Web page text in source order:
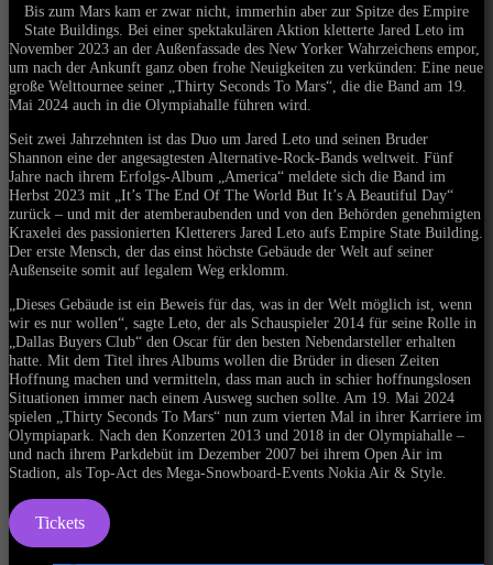
Bis zum Mars kam er zwar nicht, immerhin aber zur Spitze des Empire
State Buildings. Bei einer spektakulären Aktion kletterte Jared Leto im
November 2023 an der Außenfassade des New Yorker Wahrzeichens empor,
um nach der Ankunft ganz oben frohe Neuigkeiten zu verkünden: Eine neue
große Welttournee seiner „Thirty Seconds To Mars“, die die Band am 19.
Mai 2024 auch in die Olympiahalle führen wird.
Seit zwei Jahrzehnten ist das Duo um Jared Leto und seinen Bruder
Shannon eine der angesagtesten Alternative-Rock-Bands weltweit. Fünf
Jahre nach ihrem Erfolgs-Album „America“ meldete sich die Band im
Herbst 2023 mit „It’s The End Of The World But It’s A Beautiful Day“
zurück – und mit der atemberaubenden und von den Behörden genehmigten
Kraxelei des passionierten Kletterers Jared Leto aufs Empire State Building.
Der erste Mensch, der das einst höchste Gebäude der Welt auf seiner
Außenseite somit auf legalem Weg erklomm.
„Dieses Gebäude ist ein Beweis für das, was in der Welt möglich ist, wenn
wir es nur wollen“, sagte Leto, der als Schauspieler 2014 für seine Rolle in
„Dallas Buyers Club“ den Oscar für den besten Nebendarsteller erhalten
hatte. Mit dem Titel ihres Albums wollen die Brüder in diesen Zeiten
Hoffnung machen und vermitteln, dass man auch in schier hoffnungslosen
Situationen immer nach einem Ausweg suchen sollte. Am 19. Mai 2024
spielen „Thirty Seconds To Mars“ nun zum vierten Mal in ihrer Karriere im
Olympiapark. Nach den Konzerten 2013 und 2018 in der Olympiahalle –
und nach ihrem Parkdebüt im Dezember 2007 bei ihrem Open Air im
Stadion, als Top-Act des Mega-Snowboard-Events Nokia Air & Style.
Tickets